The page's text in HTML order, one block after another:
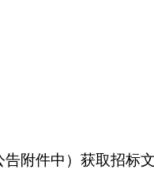
附件中）获取招标